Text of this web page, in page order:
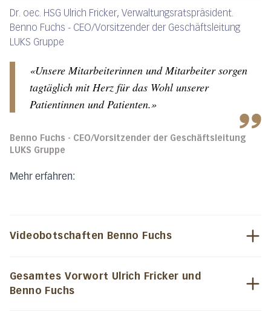
Dr. oec. HSG Ulrich Fricker, Verwaltungsratspräsident.
Benno Fuchs - CEO/Vorsitzender der Geschäftsleitung
LUKS Gruppe
«Unsere Mitarbeiterinnen und Mitarbeiter sorgen
tagtäglich mit Herz für das Wohl unserer
Patientinnen und Patienten.»
Benno Fuchs - CEO/Vorsitzender der Geschäftsleitung
LUKS Gruppe
Mehr erfahren:
Videobotschaften Benno Fuchs
Gesamtes Vorwort Ulrich Fricker und
Benno Fuchs